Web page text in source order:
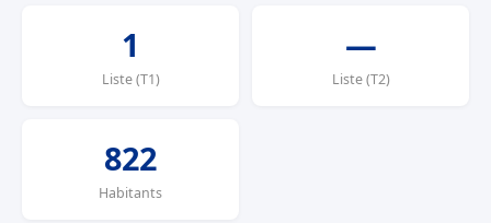
1
Liste (T1)
—
Liste (T2)
822
Habitants